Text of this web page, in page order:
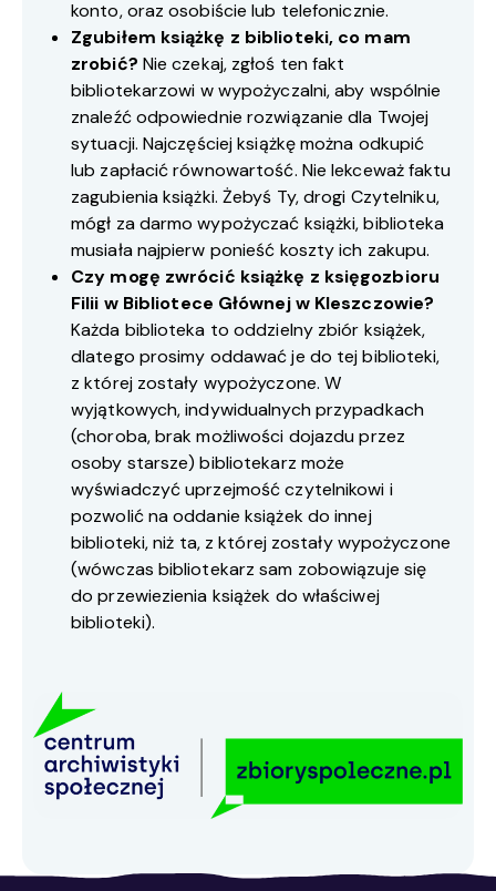
konto, oraz osobiście lub telefonicznie.
Zgubiłem książkę z biblioteki, co mam
zrobić? Nie czekaj, zgłoś ten fakt
bibliotekarzowi w wypożyczalni, aby wspólnie
znaleźć odpowiednie rozwiązanie dla Twojej
sytuacji. Najczęściej książkę można odkupić
lub zapłacić równowartość. Nie lekceważ faktu
zagubienia książki. Żebyś Ty, drogi Czytelniku,
mógł za darmo wypożyczać książki, biblioteka
musiała najpierw ponieść koszty ich zakupu.
Czy mogę zwrócić książkę z księgozbioru
Filii w Bibliotece Głównej w Kleszczowie?
Każda biblioteka to oddzielny zbiór książek,
dlatego prosimy oddawać je do tej biblioteki,
z której zostały wypożyczone. W
wyjątkowych, indywidualnych przypadkach
(choroba, brak możliwości dojazdu przez
osoby starsze) bibliotekarz może
wyświadczyć uprzejmość czytelnikowi i
pozwolić na oddanie książek do innej
biblioteki, niż ta, z której zostały wypożyczone
(wówczas bibliotekarz sam zobowiązuje się
do przewiezienia książek do właściwej
biblioteki).